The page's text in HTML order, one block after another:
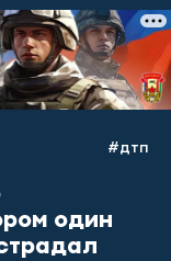
#дтп
один